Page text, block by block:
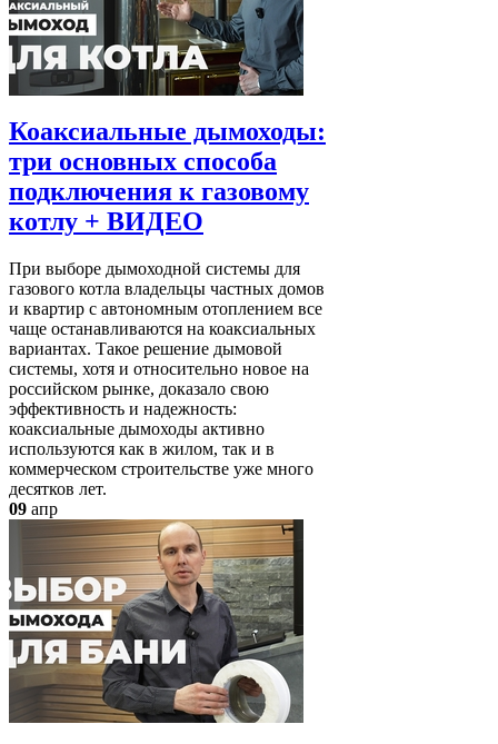
Коаксиальные дымоходы:
три основных способа
подключения к газовому
котлу + ВИДЕО
При выборе дымоходной системы для
газового котла владельцы частных домов
и квартир с автономным отоплением все
чаще останавливаются на коаксиальных
вариантах. Такое решение дымовой
системы, хотя и относительно новое на
российском рынке, доказало свою
эффективность и надежность:
коаксиальные дымоходы активно
используются как в жилом, так и в
коммерческом строительстве уже много
десятков лет.
09 апр